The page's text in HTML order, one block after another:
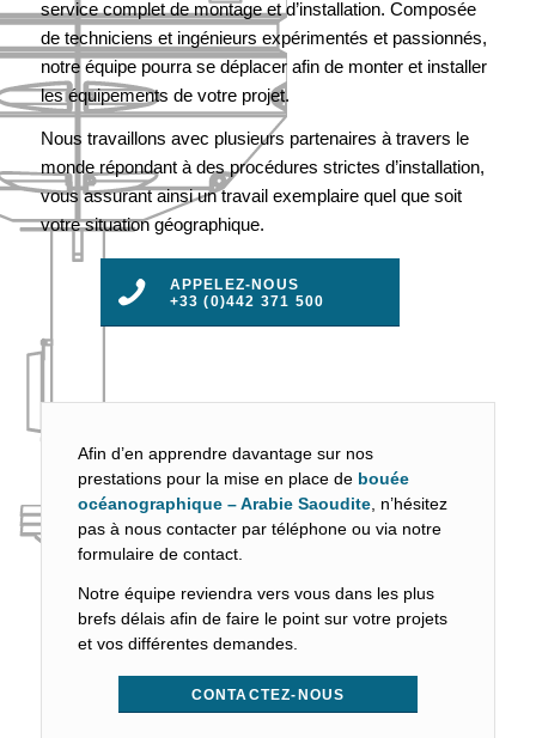
service complet de montage et d’installation. Composée
de techniciens et ingénieurs expérimentés et passionnés,
notre équipe pourra se déplacer afin de monter et installer
les équipements de votre projet.
Nous travaillons avec plusieurs partenaires à travers le
monde répondant à des procédures strictes d’installation,
vous assurant ainsi un travail exemplaire quel que soit
votre situation géographique.
APPELEZ-NOUS
+33 (0)442 371 500
Afin d’en apprendre davantage sur nos
prestations pour la mise en place de bouée
océanographique – Arabie Saoudite, n’hésitez
pas à nous contacter par téléphone ou via notre
formulaire de contact.
Notre équipe reviendra vers vous dans les plus
brefs délais afin de faire le point sur votre projets
et vos différentes demandes.
CONTACTEZ-NOUS